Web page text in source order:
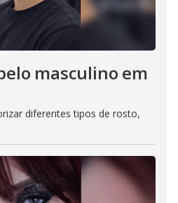
masculino em
diferentes tipos de rosto,